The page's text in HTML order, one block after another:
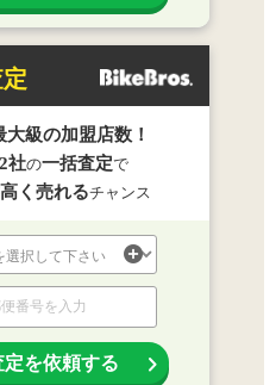
大級の加盟店数！
社の一括査定で
高く売れるチャンス
定を依頼する